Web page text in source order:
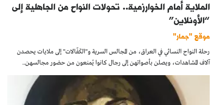
الملاية أمام الخوارزمية.. تحولات النواح من الجاهلية إلى
“الأونلاين”
موقع "جمار"
رحلة النواح النسائي في العراق، من المجالس السرية و"الكَفّالات" إلى ملايات يحصدن
آلاف المشاهدات، ويصلن بأصواتهن إلى رجال كانوا يُمنعون من حضور مجالسهن..